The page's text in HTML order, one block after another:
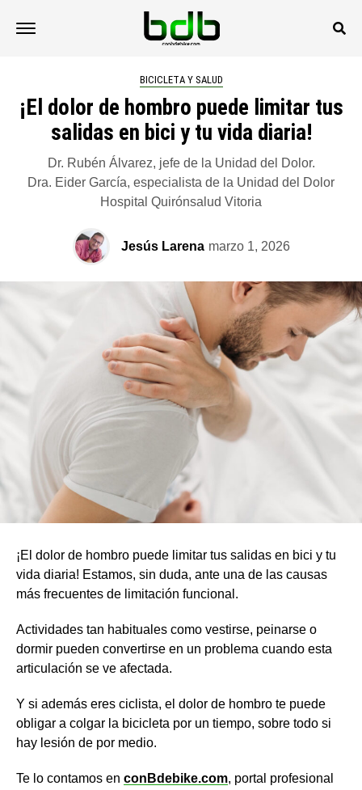
BICICLETA Y SALUD
¡El dolor de hombro puede limitar tus
salidas en bici y tu vida diaria!
Dr. Rubén Álvarez, jefe de la Unidad del Dolor.
Dra. Eider García, especialista de la Unidad del Dolor
Hospital Quirónsalud Vitoria
Jesús Larena marzo 1, 2026
¡El dolor de hombro puede limitar tus salidas en bici y tu
vida diaria! Estamos, sin duda, ante una de las causas
más frecuentes de limitación funcional.
Actividades tan habituales como vestirse, peinarse o
dormir pueden convertirse en un problema cuando esta
articulación se ve afectada.
Y si además eres ciclista, el dolor de hombro te puede
obligar a colgar la bicicleta por un tiempo, sobre todo si
hay lesión de por medio.
Te lo contamos en conBdebike.com, portal profesional